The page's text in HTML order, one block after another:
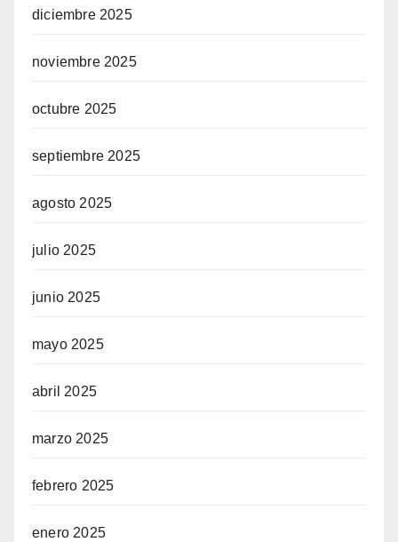
diciembre 2025
noviembre 2025
octubre 2025
septiembre 2025
agosto 2025
julio 2025
junio 2025
mayo 2025
abril 2025
marzo 2025
febrero 2025
enero 2025